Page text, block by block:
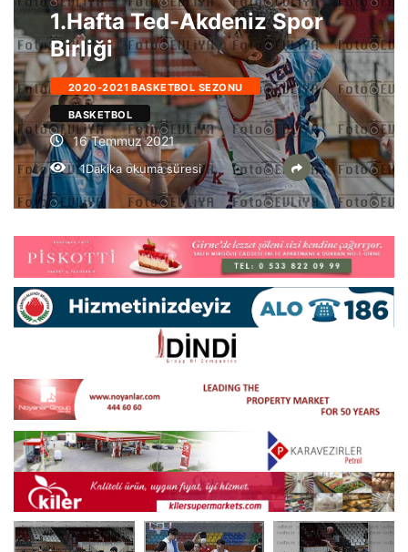
1.Hafta Ted-Akdeniz Spor
Birliği
2020-2021 BASKETBOL SEZONU
BASKETBOL
16 Temmuz 2021
1Dakika okuma süresi